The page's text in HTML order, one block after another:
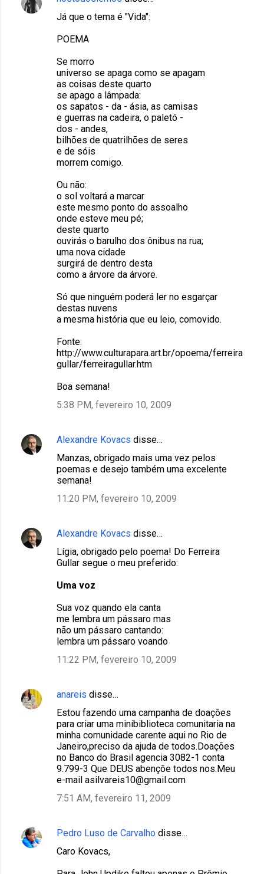
Já que o tema é "Vida":
POEMA
Se morro
universo se apaga como se apagam
as coisas deste quarto
se apago a lâmpada:
os sapatos - da - ásia, as camisas
e guerras na cadeira, o paletó -
dos - andes,
bilhões de quatrilhões de seres
e de sóis
morrem comigo.
Ou não:
o sol voltará a marcar
este mesmo ponto do assoalho
onde esteve meu pé;
deste quarto
ouvirás o barulho dos ônibus na rua;
uma nova cidade
surgirá de dentro desta
como a árvore da árvore.
Só que ninguém poderá ler no esgarçar
destas nuvens
a mesma história que eu leio, comovido.
Fonte:
http://www.culturapara.art.br/opoema/ferreira
gullar/ferreiragullar.htm
Boa semana!
5:38 PM, fevereiro 10, 2009
Alexandre Kovacs disse…
Manzas, obrigado mais uma vez pelos
poemas e desejo também uma excelente
semana!
11:20 PM, fevereiro 10, 2009
Alexandre Kovacs disse…
Lígia, obrigado pelo poema! Do Ferreira
Gullar segue o meu preferido:
Uma voz
Sua voz quando ela canta
me lembra um pássaro mas
não um pássaro cantando:
lembra um pássaro voando
11:22 PM, fevereiro 10, 2009
anareis disse…
Estou fazendo uma campanha de doações
para criar uma minibiblioteca comunitaria na
minha comunidade carente aqui no Rio de
Janeiro,preciso da ajuda de todos.Doações
no Banco do Brasil agencia 3082-1 conta
9.799-3 Que DEUS abençõe todos nos.Meu
e-mail asilvareis10@gmail.com
7:51 AM, fevereiro 11, 2009
Pedro Luso de Carvalho disse…
Caro Kovacs,